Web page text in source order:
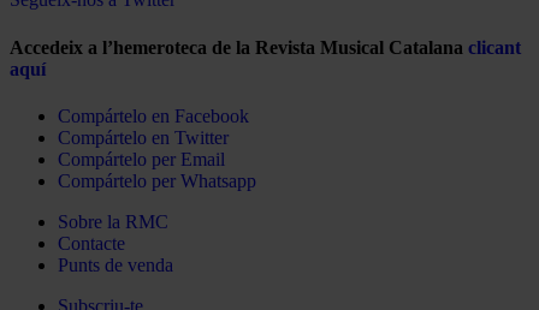
Accedeix a l’hemeroteca de la Revista Musical Catalana clicant
aquí
Compártelo en Facebook
Compártelo en Twitter
Compártelo per Email
Compártelo per Whatsapp
Sobre la RMC
Contacte
Punts de venda
Subscriu-te